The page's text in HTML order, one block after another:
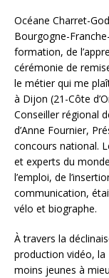
Océane Charret-
Bourgogne-
formation, de
cérémonie de
le métier qui me
à Dijon (21-Côte
Conseiller régional
d’Anne Fournier,
concours national.
et experts du
l’emploi, de
communication,
vélo et biographe.
À travers la
production vidéo, la
moins jeunes à